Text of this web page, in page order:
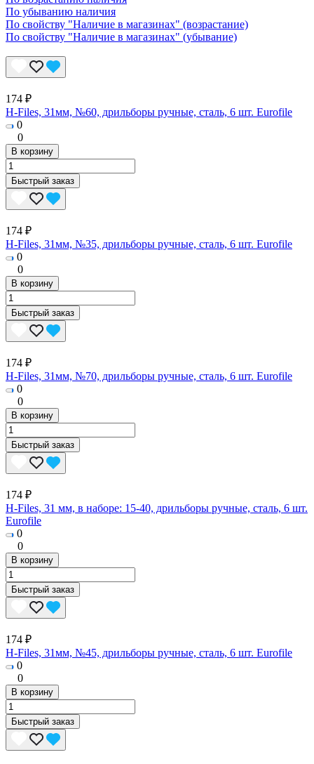
По убыванию наличия
По свойству "Наличие в магазинах" (возрастание)
По свойству "Наличие в магазинах" (убывание)
174 ₽
H-Files, 31мм, №60, дрильборы ручные, сталь, 6 шт. Eurofile
0
0
В корзину
Быстрый заказ
174 ₽
H-Files, 31мм, №35, дрильборы ручные, сталь, 6 шт. Eurofile
0
0
В корзину
Быстрый заказ
174 ₽
H-Files, 31мм, №70, дрильборы ручные, сталь, 6 шт. Eurofile
0
0
В корзину
Быстрый заказ
174 ₽
H-Files, 31 мм, в наборе: 15-40, дрильборы ручные, сталь, 6 шт.
Eurofile
0
0
В корзину
Быстрый заказ
174 ₽
H-Files, 31мм, №45, дрильборы ручные, сталь, 6 шт. Eurofile
0
0
В корзину
Быстрый заказ